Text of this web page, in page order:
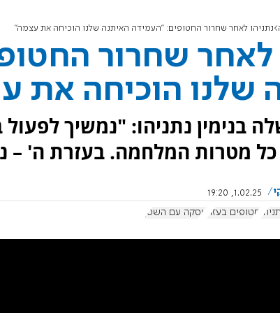
נתניהו לאחר שחרור החטופים: "העמידה האיתנה שלנו הוכיחה את עצמה"
לאחר שחרור
שלנו הוכיחה את
בנימין נתניהו: "נמשיך
כל מטרות המלחמה. בעזרת ה' –
1.02.25, 19:20
חטופים בעזה עסקה עם השטן